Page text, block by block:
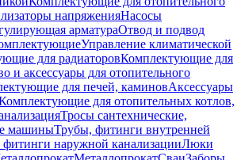
напряженияНасосы
арматураОтвод и подвод
Управление климатической
для радиаторовКомплектующие для
и аксессуары для отопительного
для печей, каминовАксессуары
для отопительных котлов,
Тросы сантехнические,
машиныТрубы, фитинги внутренней
наружной канализацииЛюки